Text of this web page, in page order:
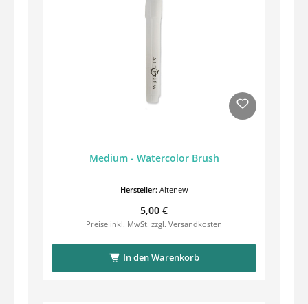
Medium - Watercolor Brush
Hersteller: Altenew
Regulärer Preis:
5,00 €
Preise inkl. MwSt. zzgl. Versandkosten
In den Warenkorb